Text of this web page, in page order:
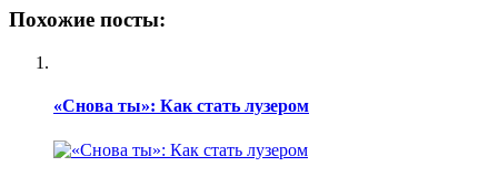
Похожие посты:
«Снова ты»: Как стать лузером